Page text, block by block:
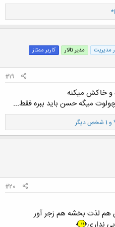
مدیریت مدیر تالار کاربر ممتاز
#19
و خاکش میکنه
میگه حسن باید ببره فقط...
و 1 شخص دیگر
#20
لذت بخشه هم زجر آور